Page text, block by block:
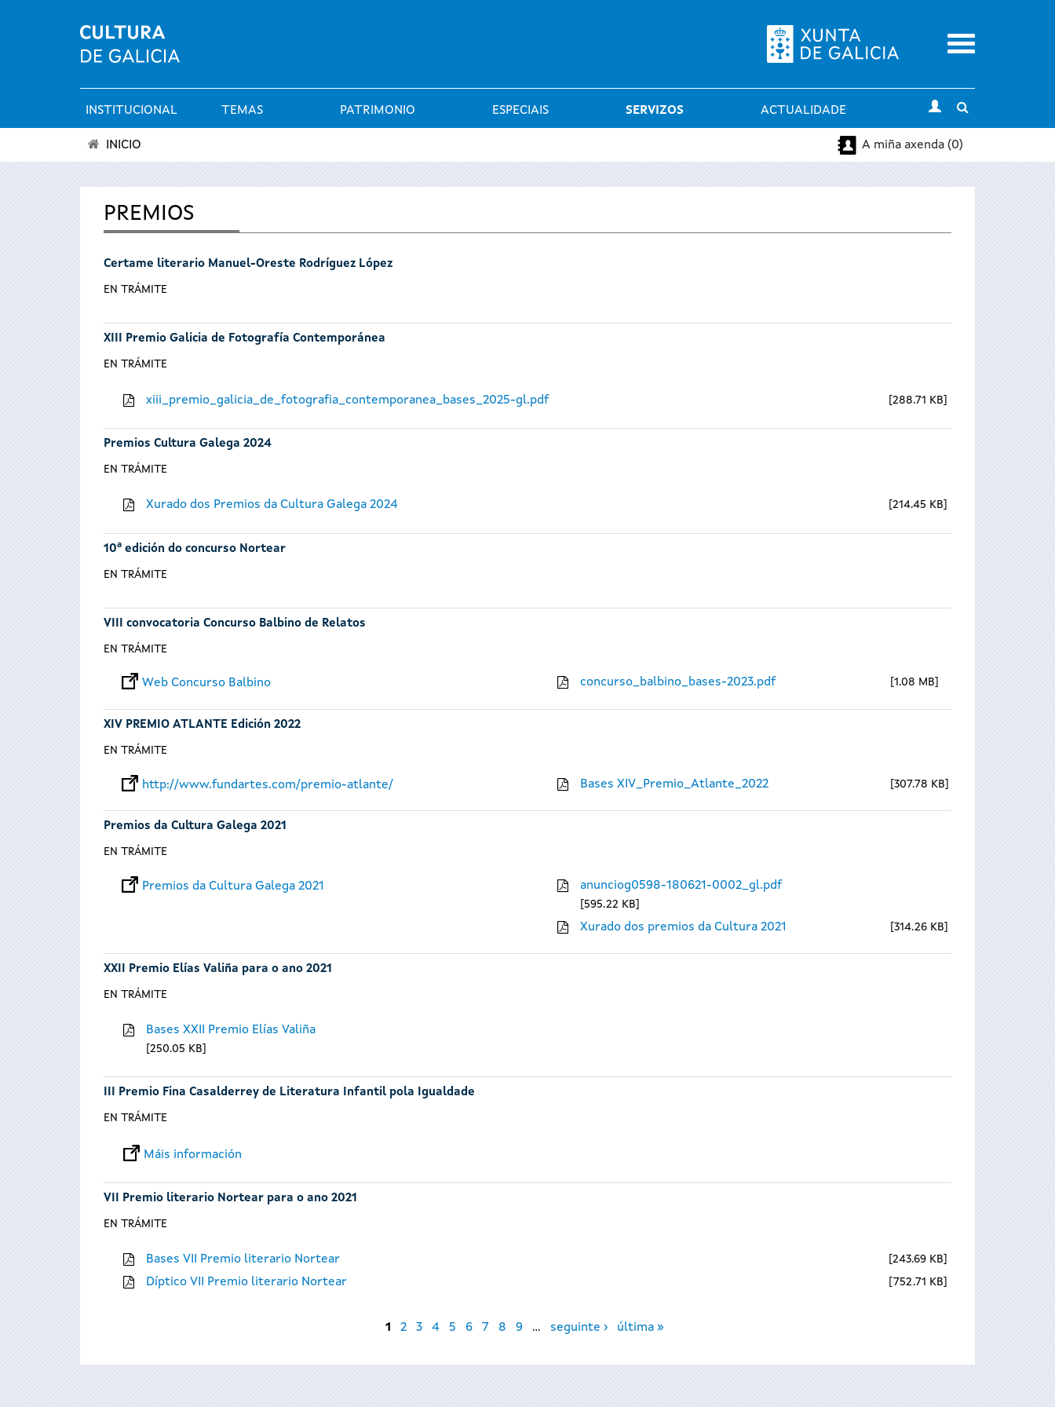
Menu
Menú
principal
INSTITUCIONAL TEMAS PATRIMONIO ESPECIAIS SERVIZOS ACTUALIDADE
search
está
INICIO A miña axenda (0)
PREMIOS
Certame literario Manuel-Oreste Rodríguez López
EN TRÁMITE
XIII Premio Galicia de Fotografía Contemporánea
EN TRÁMITE
xiii_premio_galicia_de_fotografia_contemporanea_bases_2025-gl.pdf 288.71 KB
Premios Cultura Galega 2024
EN TRÁMITE
Xurado dos Premios da Cultura Galega 2024 214.45 KB
10ª edición do concurso Nortear
EN TRÁMITE
VIII convocatoria Concurso Balbino de Relatos
EN TRÁMITE
Web Concurso Balbino concurso_balbino_bases-2023.pdf 1.08 MB
XIV PREMIO ATLANTE Edición 2022
EN TRÁMITE
http://www.fundartes.com/premio-atlante/ Bases XIV_Premio_Atlante_2022 307.78 KB
Premios da Cultura Galega 2021
EN TRÁMITE
Premios da Cultura Galega 2021 anunciog0598-180621-0002_gl.pdf
595.22 KB
Xurado dos premios da Cultura 2021 314.26 KB
XXII Premio Elías Valiña para o ano 2021
EN TRÁMITE
Bases XXII Premio Elías Valiña
250.05 KB
III Premio Fina Casalderrey de Literatura Infantil pola Igualdade
EN TRÁMITE
Máis información
VII Premio literario Nortear para o ano 2021
EN TRÁMITE
Bases VII Premio literario Nortear 243.69 KB
Díptico VII Premio literario Nortear 752.71 KB
1 2 3 4 5 6 7 8 9 … seguinte › última »